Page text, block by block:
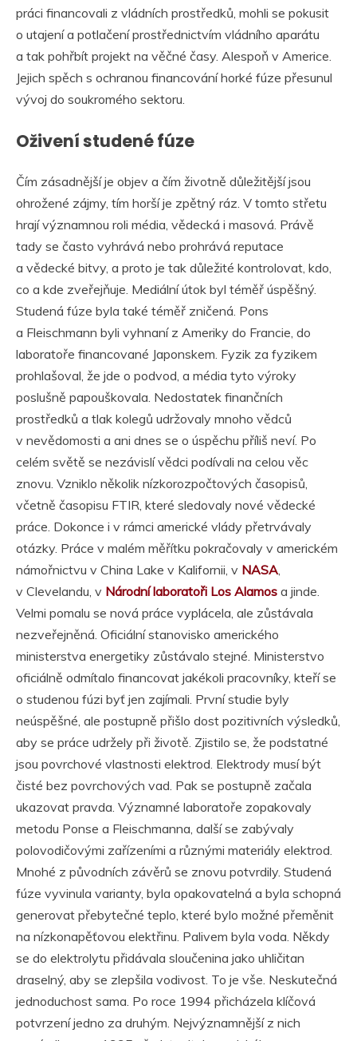
práci financovali z vládních prostředků, mohli se pokusit
o utajení a potlačení prostřednictvím vládního aparátu
a tak pohřbít projekt na věčné časy. Alespoň v Americe.
Jejich spěch s ochranou financování horké fúze přesunul
vývoj do soukromého sektoru.
Oživení studené fúze
Čím zásadnější je objev a čím životně důležitější jsou
ohrožené zájmy, tím horší je zpětný ráz. V tomto střetu
hrají významnou roli média, vědecká i masová. Právě
tady se často vyhrává nebo prohrává reputace
a vědecké bitvy, a proto je tak důležité kontrolovat, kdo,
co a kde zveřejňuje. Mediální útok byl téměř úspěšný.
Studená fúze byla také téměř zničená. Pons
a Fleischmann byli vyhnaní z Ameriky do Francie, do
laboratoře financované Japonskem. Fyzik za fyzikem
prohlašoval, že jde o podvod, a média tyto výroky
poslušně papouškovala. Nedostatek finančních
prostředků a tlak kolegů udržovaly mnoho vědců
v nevědomosti a ani dnes se o úspěchu příliš neví. Po
celém světě se nezávislí vědci podívali na celou věc
znovu. Vzniklo několik nízkorozpočtových časopisů,
včetně časopisu FTIR, které sledovaly nové vědecké
práce. Dokonce i v rámci americké vlády přetrvávaly
otázky. Práce v malém měřítku pokračovaly v americkém
námořnictvu v China Lake v Kalifornii, v NASA,
v Clevelandu, v Národní laboratoři Los Alamos a jinde.
Velmi pomalu se nová práce vyplácela, ale zůstávala
nezveřejněná. Oficiální stanovisko amerického
ministerstva energetiky zůstávalo stejné. Ministerstvo
oficiálně odmítalo financovat jakékoli pracovníky, kteří se
o studenou fúzi byť jen zajímali. První studie byly
neúspěšné, ale postupně přišlo dost pozitivních výsledků,
aby se práce udržely při životě. Zjistilo se, že podstatné
jsou povrchové vlastnosti elektrod. Elektrody musí být
čisté bez povrchových vad. Pak se postupně začala
ukazovat pravda. Významné laboratoře zopakovaly
metodu Ponse a Fleischmanna, další se zabývaly
polovodičovými zařízeními a různými materiály elektrod.
Mnohé z původních závěrů se znovu potvrdily. Studená
fúze vyvinula varianty, byla opakovatelná a byla schopná
generovat přebytečné teplo, které bylo možné přeměnit
na nízkonapěťovou elektřinu. Palivem byla voda. Někdy
se do elektrolytu přidávala sloučenina jako uhličitan
draselný, aby se zlepšila vodivost. To je vše. Neskutečná
jednoduchost sama. Po roce 1994 přicházela klíčová
potvrzení jedno za druhým. Nejvýznamnější z nich